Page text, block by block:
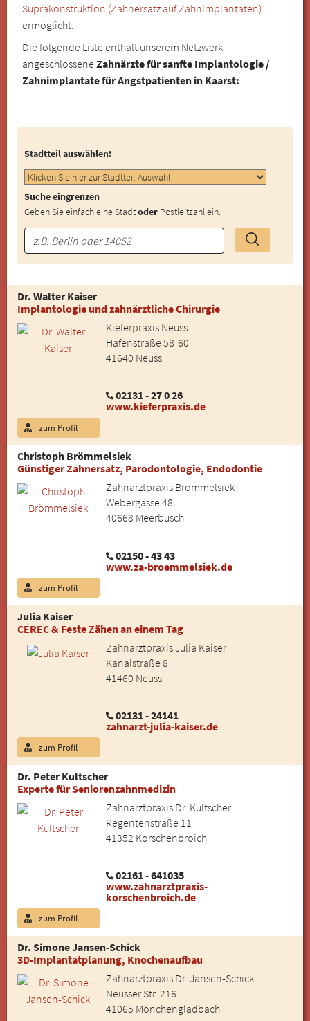
Suprakonstruktion (Zahnersatz auf Zahnimplantaten)
ermöglicht.
Die folgende Liste enthält unserem Netzwerk
angeschlosseneZahnärzte für sanfte Implantologie /
Zahnimplantate für Angstpatienten in Kaarst:
Stadtteil auswählen:
Suche eingrenzen
Geben Sie einfach eine Stadtoder Postleitzahl ein.
Dr. Walter Kaiser
Implantologie und zahnärztliche Chirurgie
Kieferpraxis Neuss
Hafenstraße 58-60
41640 Neuss
02131 - 27 0 26
www.kieferpraxis.de
zum Profil
Christoph Brömmelsiek
Günstiger Zahnersatz, Parodontologie, Endodontie
Zahnarztpraxis Brömmelsiek
Webergasse 48
40668 Meerbusch
02150 - 43 43
www.za-broemmelsiek.de
zum Profil
Julia Kaiser
CEREC & Feste Zähen an einem Tag
Zahnarztpraxis Julia Kaiser
Kanalstraße 8
41460 Neuss
02131 - 24141
zahnarzt-julia-kaiser.de
zum Profil
Dr. Peter Kultscher
Experte für Seniorenzahnmedizin
Zahnarztpraxis Dr. Kultscher
Regentenstraße 11
41352 Korschenbroich
02161 - 641035
www.zahnarztpraxis-
korschenbroich.de
zum Profil
Dr. Simone Jansen-Schick
3D-Implantatplanung, Knochenaufbau
Zahnarztpraxis Dr. Jansen-Schick
Neusser Str. 216
41065 Mönchengladbach